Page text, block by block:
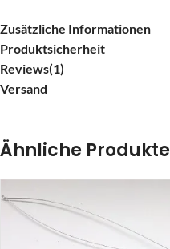
Zusätzliche Informationen
Produktsicherheit
Reviews(1)
Versand
Ähnliche Produkte